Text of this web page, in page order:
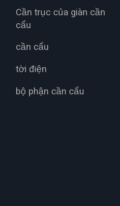
Cần trục của giàn cần
cẩu
cần cẩu
tời điện
bộ phận cần cẩu